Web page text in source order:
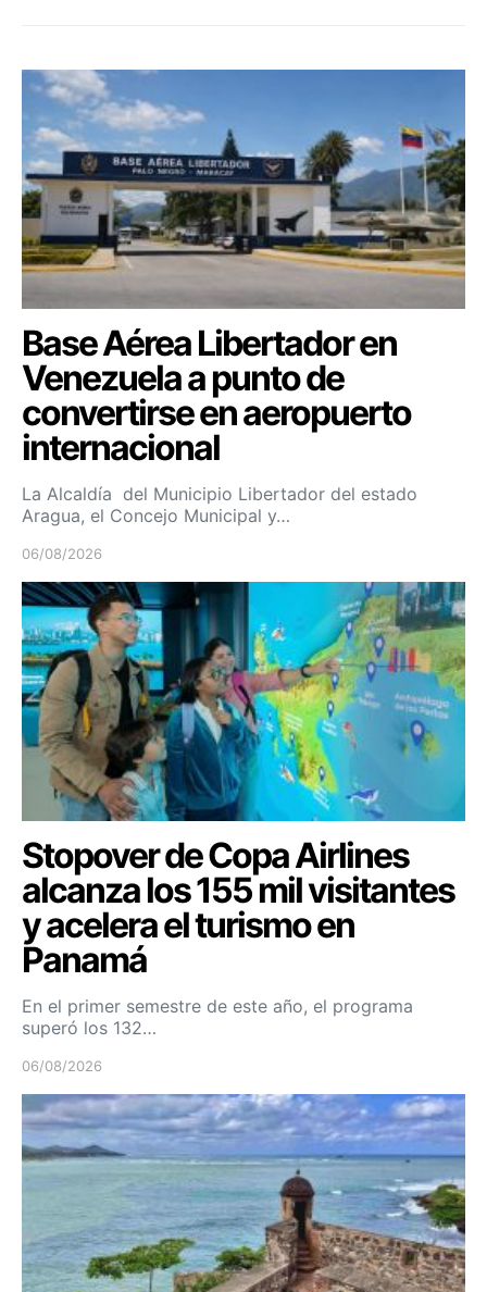
Base Aérea Libertador en
Venezuela a punto de
convertirse en aeropuerto
internacional
La Alcaldía del Municipio Libertador del estado
Aragua, el Concejo Municipal y…
06/08/2026
Stopover de Copa Airlines
alcanza los 155 mil visitantes
y acelera el turismo en
Panamá
En el primer semestre de este año, el programa
superó los 132…
06/08/2026